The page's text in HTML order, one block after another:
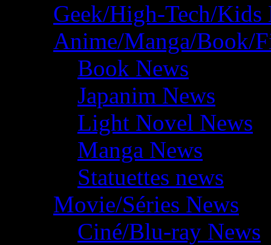
Geek/High-Tech/Kids
Anime/Manga/Book/
Book News
Japanim News
Light Novel News
Manga News
Statuettes news
Movie/Séries News
Ciné/Blu-ray News